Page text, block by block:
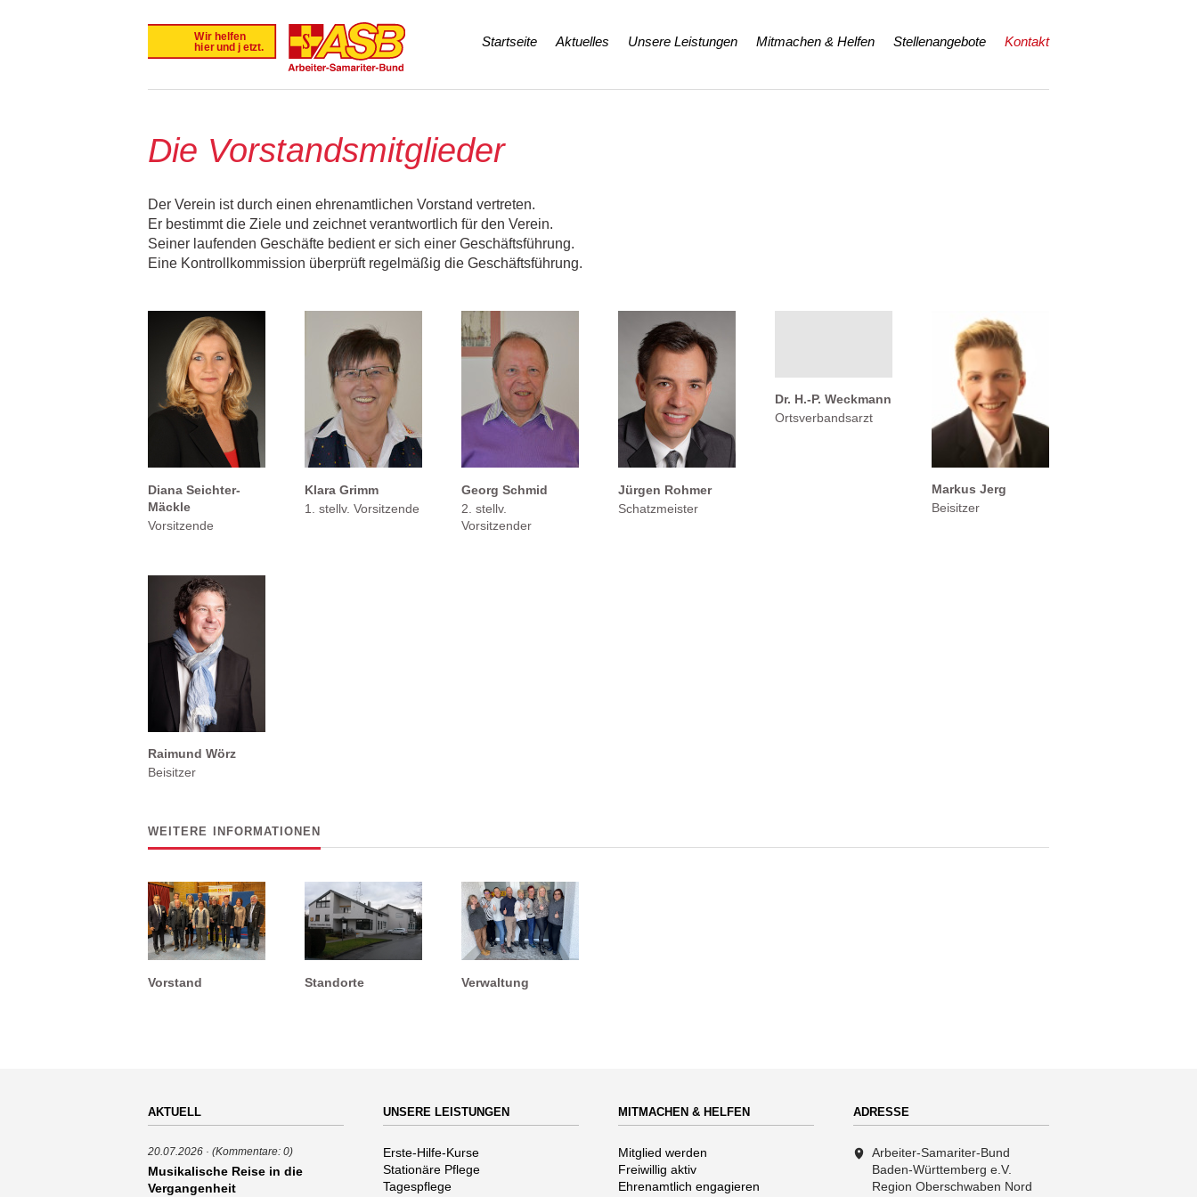
Navigation
Startseite Aktuelles Unsere Leistungen Mitmachen & Helfen Stellenangebote Kontakt
Die Vorstandsmitglieder
Der Verein ist durch einen ehrenamtlichen Vorstand vertreten.
Er bestimmt die Ziele und zeichnet verantwortlich für den Verein.
Seiner laufenden Geschäfte bedient er sich einer Geschäftsführung.
Eine Kontrollkommission überprüft regelmäßig die Geschäftsführung.
Diana Seichter-
Mäckle
Vorsitzende
Klara Grimm
1. stellv. Vorsitzende
Georg Schmid
2. stellv.
Vorsitzender
Jürgen Rohmer
Schatzmeister
Dr. H.-P. Weckmann
Ortsverbandsarzt
Markus Jerg
Beisitzer
Raimund Wörz
Beisitzer
WEITERE INFORMATIONEN
Vorstand Standorte Verwaltung
AKTUELL
20.07.2026 (Kommentare: 0)
Musikalische Reise in die
Vergangenheit
UNSERE LEISTUNGEN
Navigation
überspringen
Erste-Hilfe-Kurse
Stationäre Pflege
Tagespflege
MITMACHEN & HELFEN
Navigation
überspringen
Mitglied werden
Freiwillig aktiv
Ehrenamtlich engagieren
ADRESSE
Arbeiter-Samariter-Bund
Baden-Württemberg e.V.
Region Oberschwaben Nord